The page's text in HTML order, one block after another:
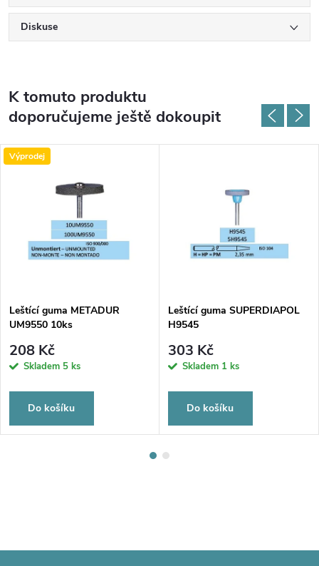
Diskuse
K tomuto produktu
doporučujeme ještě dokoupit
Výprodej
Leštící guma METADUR
UM9550 10ks
208 Kč
Skladem 5 ks
Do košíku
Leštící guma SUPERDIAPOL
H9545
303 Kč
Skladem 1 ks
Do košíku